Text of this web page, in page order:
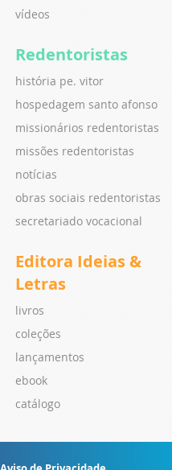
vídeos
Redentoristas
história pe. vitor
hospedagem santo afonso
missionários redentoristas
missões redentoristas
notícias
obras sociais redentoristas
secretariado vocacional
Editora Ideias &
Letras
livros
coleções
lançamentos
ebook
catálogo